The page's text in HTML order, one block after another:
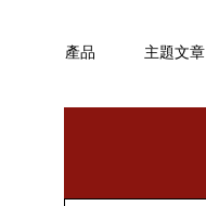
產品 主題文章